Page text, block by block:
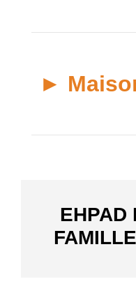
►
EHPAD